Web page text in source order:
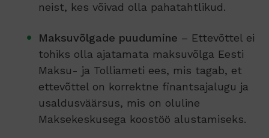
neist, kes võivad olla pahatahtlikud.
Maksuvõlgade puudumine – Ettevõttel ei
tohiks olla ajatamata maksuvõlga Eesti
Maksu- ja Tolliameti ees, mis tagab, et
ettevõttel on korrektne finantsajalugu ja
usaldusväärsus, mis on oluline
Maksekeskusega koostöö alustamiseks.